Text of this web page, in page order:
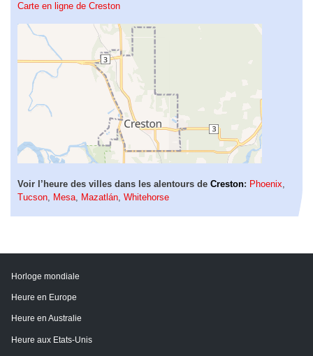
Carte en ligne de Creston
Voir l’heure des villes dans les alentours de Creston: Phoenix,
Tucson, Mesa, Mazatlán, Whitehorse
Horloge mondiale
Heure en Europe
Heure en Australie
Heure aux Etats-Unis